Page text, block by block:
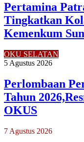
Pertamina
Tingkatkan
Kemenkum
OKU SELATAN
5 Agustus 2026
Perlombaan
Tahun
OKUS
7 Agustus 2026